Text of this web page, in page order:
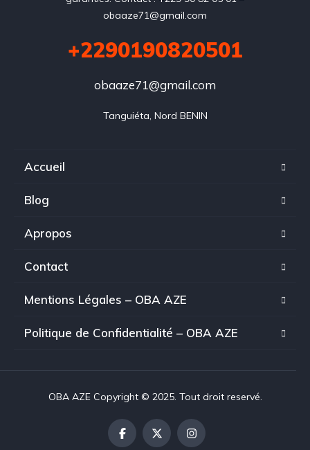
obaaze71@gmail.com
+2290190820501
obaaze71@gmail.com
Tanguiéta, Nord BENIN
Accueil
Blog
Apropos
Contact
Mentions Légales – OBA AZE
Politique de Confidentialité – OBA AZE
OBA AZE Copyright © 2025. Tout droit reservé.